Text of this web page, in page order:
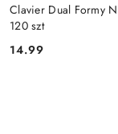
Clavier Dual Formy
120 szt
Cena:
14.99